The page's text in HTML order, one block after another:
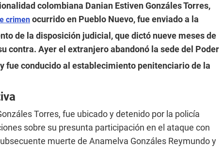
colombiana Danian Estiven Gonzáles Torres,
crimen ocurrido en Pueblo Nuevo, fue enviado a la
de la disposición judicial, que dictó nueve meses de
contra. Ayer el extranjero abandonó la sede del Poder
fue conducido al establecimiento penitenciario de la
Torres, fue ubicado y detenido por la policía
sobre su presunta participación en el ataque con
muerte de Anamelva Gonzáles Reymundo y